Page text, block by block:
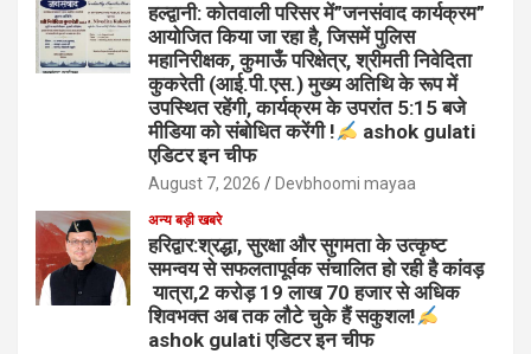
हल्द्वानी: कोतवाली परिसर में”जनसंवाद कार्यक्रम”
आयोजित किया जा रहा है, जिसमें पुलिस
महानिरीक्षक, कुमाऊँ परिक्षेत्र, श्रीमती निवेदिता
कुकरेती (आई.पी.एस.) मुख्य अतिथि के रूप में
उपस्थित रहेंगी, कार्यक्रम के उपरांत 5:15 बजे
मीडिया को संबोधित करेंगी !
ashok gulati
एडिटर इन चीफ
August 7, 2026 Devbhoomi mayaa
अन्य बड़ी खबरे
हरिद्वार:श्रद्धा, सुरक्षा और सुगमता के उत्कृष्ट
समन्वय से सफलतापूर्वक संचालित हो रही है कांवड़
यात्रा,2 करोड़ 19 लाख 70 हजार से अधिक
शिवभक्त अब तक लौटे चुके हैं सकुशल!
ashok gulati एडिटर इन चीफ